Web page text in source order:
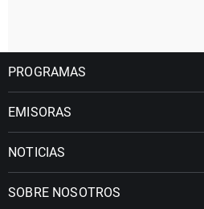
PROGRAMAS
EMISORAS
NOTICIAS
SOBRE NOSOTROS